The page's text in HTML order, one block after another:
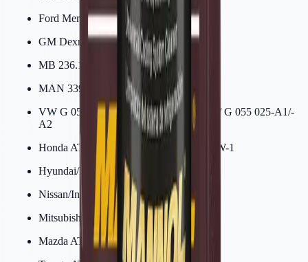
Ford Mercon V/SP/LV
GM Dexron II/III
MB 236.1/2/3/5/6/7/9/10/11
MAN 339 F/V1/V2/Z1/Z2
VW G 052 025-A2 / G 052 990-A1/-A2 / G 055 025-A1/-
A2
Honda ATF-Z1 (nicht für CVT) / ATF DW-1
Hyundai/Kia SP-II/SP-III
Nissan/Infiniti Matic D/J/K
Mitsubishi Diamond SP-II/SP-III
Mazda ATF-M III/ATF-MV